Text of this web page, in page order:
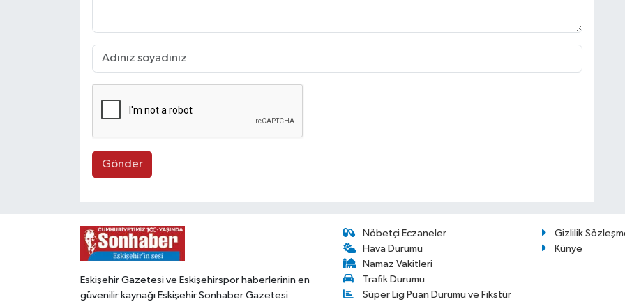
Gönder
Eskişehir Gazetesi ve Eskişehirspor haberlerinin en
güvenilir kaynağı Eskişehir Sonhaber Gazetesi
Nöbetçi Eczaneler
Hava Durumu
Namaz Vakitleri
Trafik Durumu
Süper Lig Puan Durumu ve Fikstür
Gizlilik
Künye